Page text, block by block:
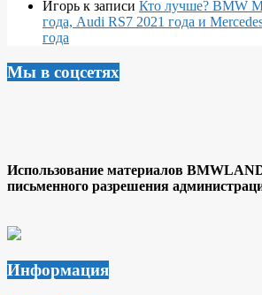
Игорь к записи Кто лучше? BMW
года, Audi RS7 2021 года и
года
Мы в соцсетях
Использование материалов
письменного разрешения
Информация